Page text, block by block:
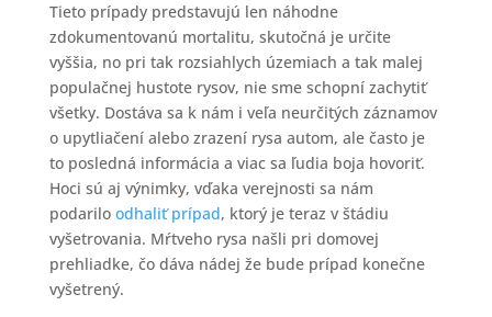
Tieto prípady predstavujú len náhodne
zdokumentovanú mortalitu, skutočná je určite
vyššia, no pri tak rozsiahlych územiach a tak malej
populačnej hustote rysov, nie sme schopní zachytiť
všetky. Dostáva sa k nám i veľa neurčitých záznamov
o upytliačení alebo zrazení rysa autom, ale často je
to posledná informácia a viac sa ľudia boja hovoriť.
Hoci sú aj výnimky, vďaka verejnosti sa nám
podarilo odhaliť prípad, ktorý je teraz v štádiu
vyšetrovania. Mŕtveho rysa našli pri domovej
prehliadke, čo dáva nádej že bude prípad konečne
vyšetrený.